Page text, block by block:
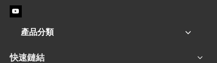
產品分類
快速鏈結